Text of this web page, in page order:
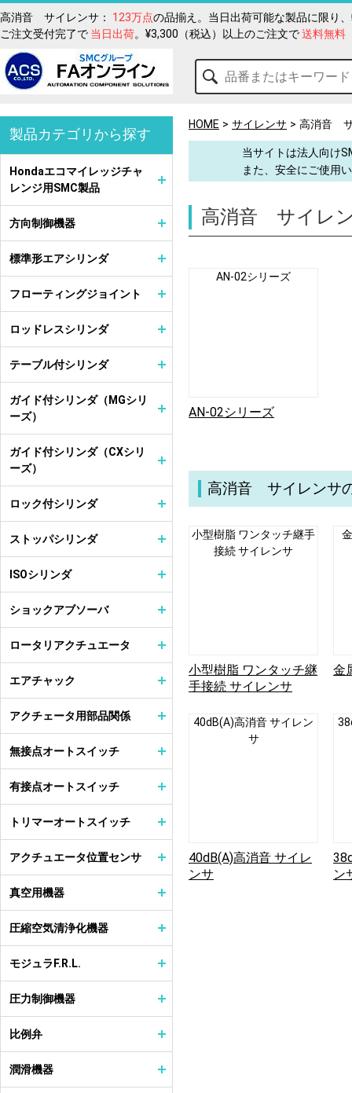
高消音 サイレンサ： 123万点の品揃え。当日出荷可能な製品に限り
ご注文受付完了で 当日出荷。¥3,300（税込）以上のご注文で送料無料
HOME サイレンサ 高消音
当サイトは法人向け
また、安全にご使用
高消音 サイレ
AN-02シリーズ
AN-02シリーズ
高消音 サイレンサ
小型樹脂 ワンタッチ継手
接続 サイレンサ
小型樹脂 ワンタッチ継
手接続 サイレンサ
金
40dB(A)高消音 サイレン
サ
40dB(A)高消音 サイレ
ンサ
ン
製品カテゴリから探す
Hondaエコマイレッジチャ
レンジ用SMC製品
方向制御機器
標準形エアシリンダ
フローティングジョイント
ロッドレスシリンダ
テーブル付シリンダ
ガイド付シリンダ（MGシリ
ーズ）
ガイド付シリンダ（CXシリ
ーズ）
ロック付シリンダ
ストッパシリンダ
ISOシリンダ
ショックアブソーバ
ロータリアクチュエータ
エアチャック
アクチェータ用部品関係
無接点オートスイッチ
有接点オートスイッチ
トリマーオートスイッチ
アクチュエータ位置センサ
真空用機器
圧縮空気清浄化機器
モジュラF.R.L.
圧力制御機器
比例弁
潤滑機器